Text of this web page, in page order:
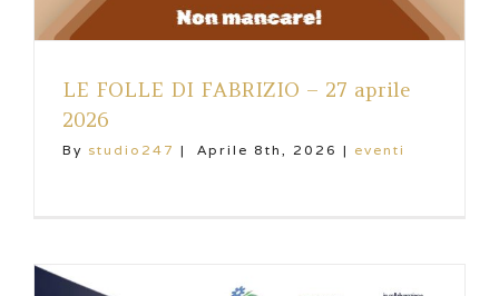
LE FOLLE DI FABRIZIO – 27 aprile
2026
By studio247 | Aprile 8th, 2026 | eventi